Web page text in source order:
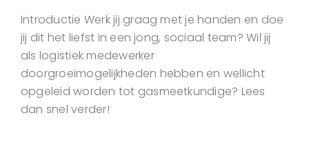
Introductie Werk jij graag met je handen en doe
jij dit het liefst in een jong, sociaal team? Wil jij
als logistiek medewerker
doorgroeimogelijkheden hebben en wellicht
opgeleid worden tot gasmeetkundige? Lees
dan snel verder!